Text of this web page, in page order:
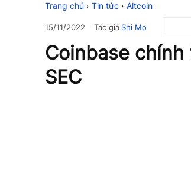
Trang chủ Tin tức Altcoin
15/11/2022 Tác giảShi Mo
Coinbase
SEC